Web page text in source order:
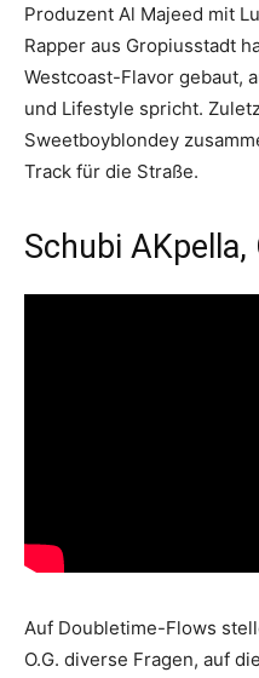
Produzent Al Majeed mit
Rapper aus Gropiusstadt
Westcoast-Flavor gebaut,
und Lifestyle spricht.
Sweetboyblondey
Track für die Straße.
Schubi AKpella,
Auf Doubletime-Flows
O.G. diverse Fragen, auf